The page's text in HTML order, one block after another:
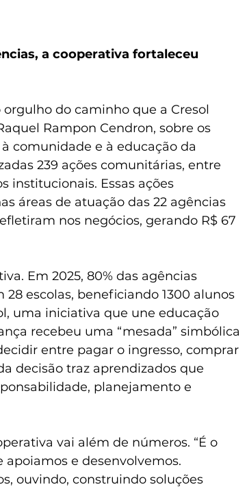
a cooperativa fortaleceu
do caminho que a Cresol
Rampon Cendron, sobre os
comunidade e à educação da
239 ações comunitárias, entre
institucionais. Essas ações
áreas de atuação das 22 agências
nos negócios, gerando R$ 67
Em 2025, 80% das agências
escolas, beneficiando 1300 alunos
uma iniciativa que une educação
recebeu uma “mesada” simbólica
entre pagar o ingresso, comprar
decisão traz aprendizados que
planejamento e
vai além de números. “É o
e desenvolvemos.
ouvindo, construindo soluções